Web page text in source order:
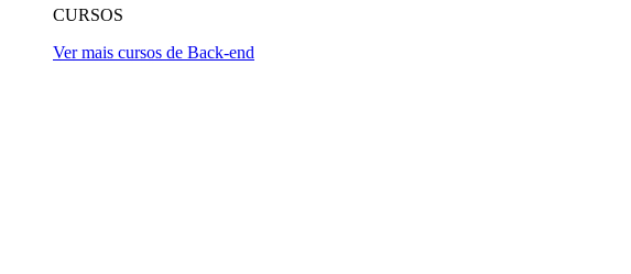
CURSOS
Ver mais cursos de Back-end